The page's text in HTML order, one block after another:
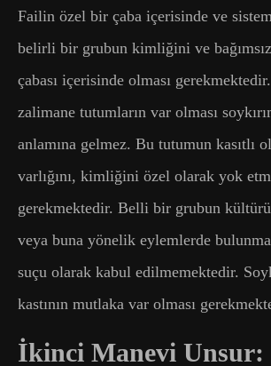
Failin özel bir çaba içerisinde ve
belirli bir grubun kimliğini ve
çabası içerisinde olması
zalimane tutumların var olması
anlamına gelmez. Bu tutumun kasıtlı
varlığını, kimliğini özel olarak yok
gerekmektedir. Belli bir grubun
veya buna yönelik eylemlerde
suçu olarak kabul edilmemektedir.
kastının mutlaka var olması
İkinci Manevi Unsur: